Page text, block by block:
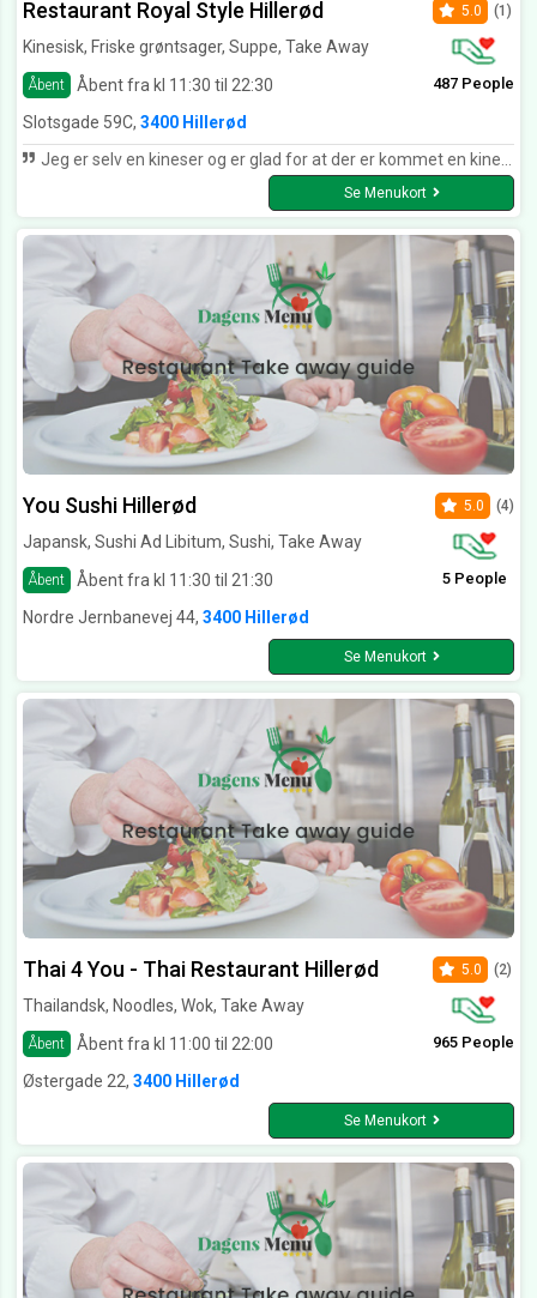
Restaurant Royal Style Hillerød
Kinesisk, Friske grøntsager, Suppe, Take Away
Åbent Åbent fra kl 11:30 til 22:30
5.0 (1)
487 People
Slotsgade 59C, 3400 Hillerød
Jeg er selv en kineser og er glad for at der er kommet en kinesisk restaurant i Hillerød, som laver ægte kinesisk mad, hvor jeg kan besøge, når jeg trænger til at smage maden fra mit hjemmeland.
Se Menukort
You Sushi Hillerød
Japansk, Sushi Ad Libitum, Sushi, Take Away
Åbent Åbent fra kl 11:30 til 21:30
5.0 (4)
5 People
Nordre Jernbanevej 44, 3400 Hillerød
Se Menukort
Thai 4 You - Thai Restaurant Hillerød
Thailandsk, Noodles, Wok, Take Away
Åbent Åbent fra kl 11:00 til 22:00
5.0 (2)
965 People
Østergade 22, 3400 Hillerød
Se Menukort